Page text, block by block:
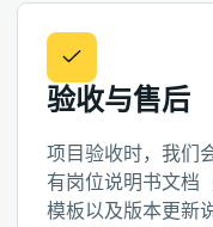
验收与售后
项目验收时，我们
有岗位说明书文档
模板以及版本更新